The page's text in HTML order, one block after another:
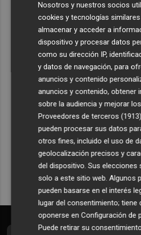
324 habitaciones
Estos son los estrenos que abren la
de la comedia 'El último mono' a una
'La Patrulla Canina'
Recibe toda la
Plaza Podcast en
Quiero
Nosotros y nuestros socios
cookies y tecnologías
almacenar y acceder a
dispositivo y procesar datos
como su dirección IP,
y datos de navegación, para
anuncios y contenido
anuncios y contenido, obtener
sobre la audiencia y mejorar
Proveedores de terceros (1913)
pueden procesar sus datos
otros fines, incluido el uso de
geolocalización precisos y
del dispositivo. Sus elecciones
solo a este sitio web. Algunos
pueden basarse en el interés
lugar del consentimiento; tiene
oponerse enConfiguración de
Puede retirar su